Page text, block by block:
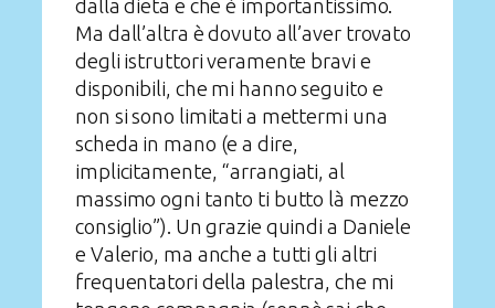
dalla dieta e che è importantissimo.
Ma dall’altra è dovuto all’aver trovato
degli istruttori veramente bravi e
disponibili, che mi hanno seguito e
non si sono limitati a mettermi una
scheda in mano (e a dire,
implicitamente, “arrangiati, al
massimo ogni tanto ti butto là mezzo
consiglio”). Un grazie quindi a Daniele
e Valerio, ma anche a tutti gli altri
frequentatori della palestra, che mi